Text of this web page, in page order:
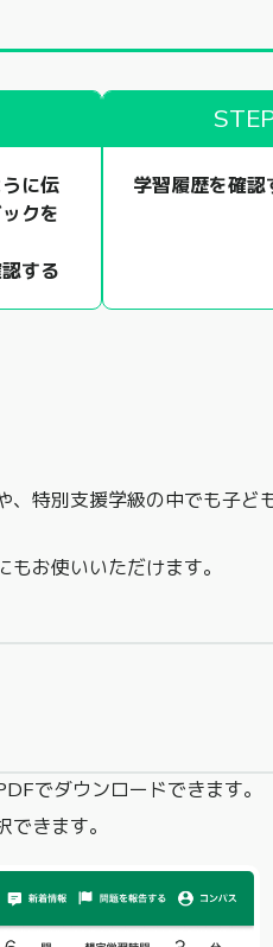
に伝
クを
する
学習履歴を確認
特別支援学級の中でも子ど
お使いいただけます。
でダウンロードできます。
できます。